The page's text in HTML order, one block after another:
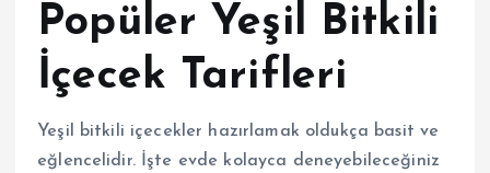
Popüler Yeşil Bitkili
İçecek Tarifleri
Yeşil bitkili içecekler hazırlamak oldukça basit ve
eğlencelidir. İşte evde kolayca deneyebileceğiniz